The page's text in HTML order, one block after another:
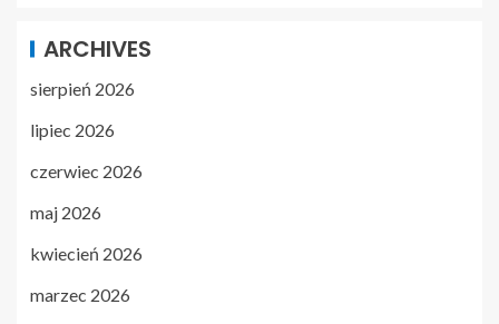
ARCHIVES
sierpień 2026
lipiec 2026
czerwiec 2026
maj 2026
kwiecień 2026
marzec 2026